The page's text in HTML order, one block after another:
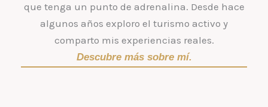
que tenga un punto de adrenalina. Desde hace
algunos años exploro el turismo activo y
comparto mis experiencias reales.
Descubre más sobre mí.